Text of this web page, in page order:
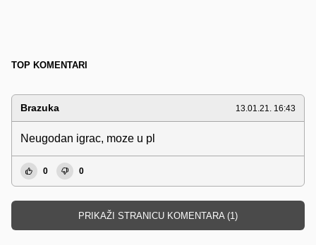
TOP KOMENTARI
Brazuka 13.01.21. 16:43
Neugodan igrac, moze u pl
0 0
PRIKAŽI STRANICU KOMENTARA (1)